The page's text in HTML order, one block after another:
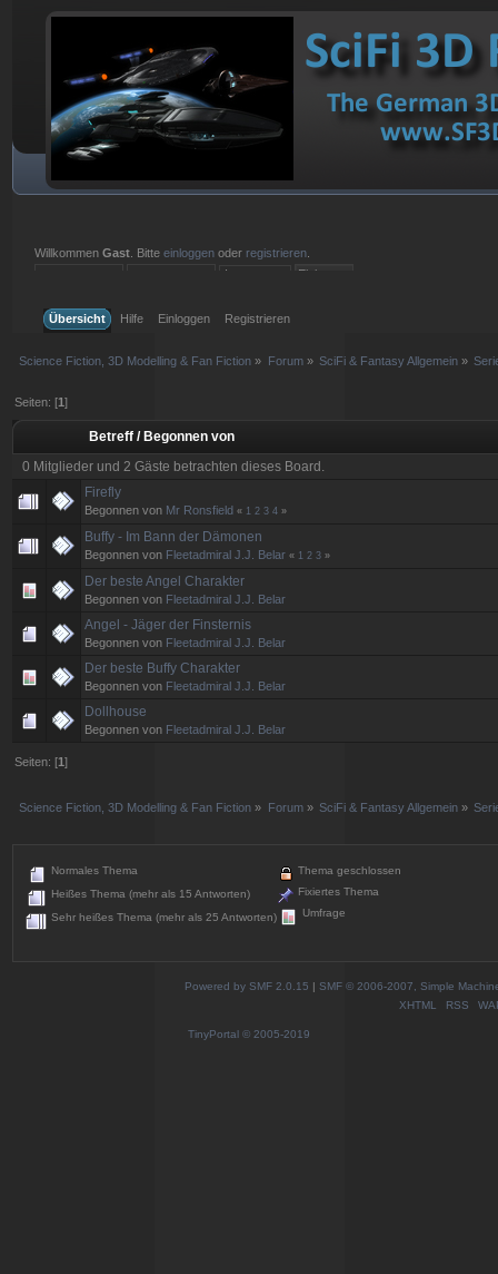
WillkommenGast . Bitteeinloggen oder registrieren
Übersicht
Hilfe Einloggen Registrieren
Science Fiction, 3D Modelling & Fan Fiction » Forum» SciFi & Fantasy Allgemein »
Seiten: [1]
Betreff / Begonnen von
0 Mitglieder und 2 Gäste betrachten dieses Board.
Firefly
Begonnen von Mr Ronsfield « 1 2 3 4 »
Buffy - Im Bann der Dämonen
Begonnen von Fleetadmiral J.J. Belar « 1 2 3 »
Der beste Angel Charakter
Begonnen von Fleetadmiral J.J. Belar
Angel - Jäger der Finsternis
Begonnen von Fleetadmiral J.J. Belar
Der beste Buffy Charakter
Begonnen von Fleetadmiral J.J. Belar
Dollhouse
Begonnen von Fleetadmiral J.J. Belar
Seiten: [1]
Science Fiction, 3D Modelling & Fan Fiction » Forum» SciFi & Fantasy Allgemein »
Normales Thema
Heißes Thema (mehr als 15 Antworten)
Sehr heißes Thema (mehr als 25 Antworten)
Thema geschlossen
Fixiertes Thema
Umfrage
Powered by SMF 2.0.15 | SMF © 2006-2007, Simple
XHTML
RSS
TinyPortal © 2005-2019